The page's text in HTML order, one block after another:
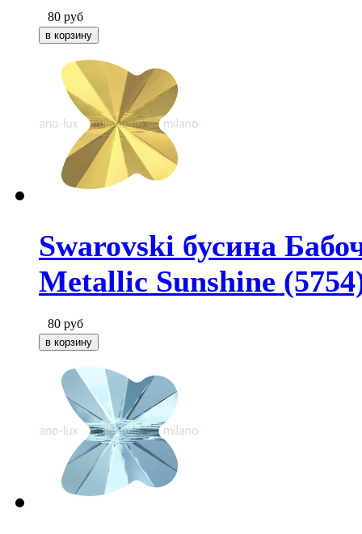
80 руб
Swarovski бусина
Metallic Sunshine
80 руб